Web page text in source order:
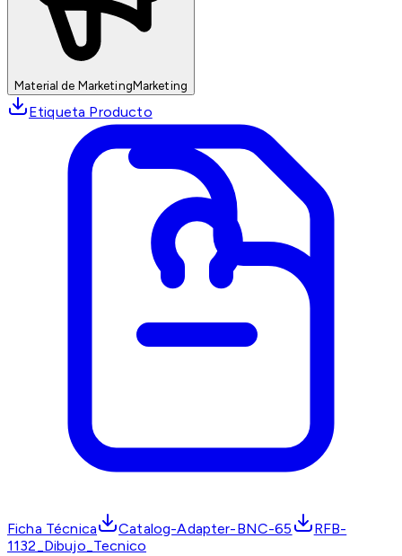
Material de MarketingMarketing
Etiqueta Producto
Ficha Técnica Catalog-Adapter-BNC-65
RFB-
1132_Dibujo_Tecnico